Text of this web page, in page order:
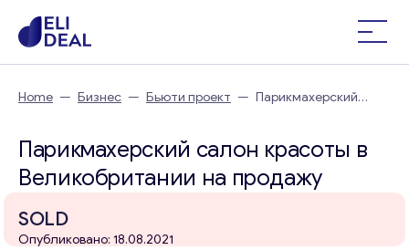
Home — Бизнес — Бьюти проект — Парикмахерский
Парикмахерский салон красоты в
Великобритании на продажу
SOLD
Опубликовано: 18.08.2021